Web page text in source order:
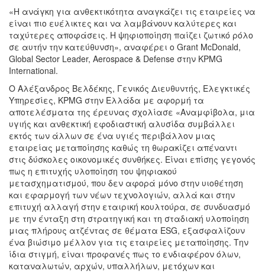
«Η ανάγκη για ανθεκτικότητα αναγκάζει τις εταιρείες να
είναι πιο ευέλικτες και να λαμβάνουν καλύτερες και
ταχύτερες αποφάσεις. Η ψηφιοποίηση παίζει ζωτικό ρόλο
σε αυτήν την κατεύθυνση», αναφέρει ο Grant McDonald,
Global Sector Leader, Aerospace & Defense στην KPMG
International.
Ο Αλέξανδρος Βελδέκης, Γενικός Διευθυντής, Ελεγκτικές
Υπηρεσίες, KPMG στην Ελλάδα με αφορμή τα
αποτελέσματα της έρευνας σχολίασε «Αναμφίβολα, μια
υγιής και ανθεκτική εφοδιαστική αλυσίδα συμβάλλει
εκτός των άλλων σε ένα υγιές περιβάλλον μιας
εταιρείας μεταποίησης καθώς τη θωρακίζει απέναντι
στις δύσκολες οικονομικές συνθήκες. Είναι επίσης γεγονός
πως η επιτυχής υλοποίηση του ψηφιακού
μετασχηματισμού, που δεν αφορά μόνο στην υιοθέτηση
και εφαρμογή των νέων τεχνολογιών, αλλά και στην
επιτυχή αλλαγή στην εταιρική κουλτούρα, σε συνδυασμό
με την ένταξη στη στρατηγική και τη σταδιακή υλοποίηση
μιας πλήρους ατζέντας σε θέματα ESG, εξασφαλίζουν
ένα βιώσιμο μέλλον για τις εταιρείες μεταποίησης. Την
ίδια στιγμή, είναι προφανές πως το ενδιαφέρον όλων,
καταναλωτών, αρχών, υπαλλήλων, μετόχων και